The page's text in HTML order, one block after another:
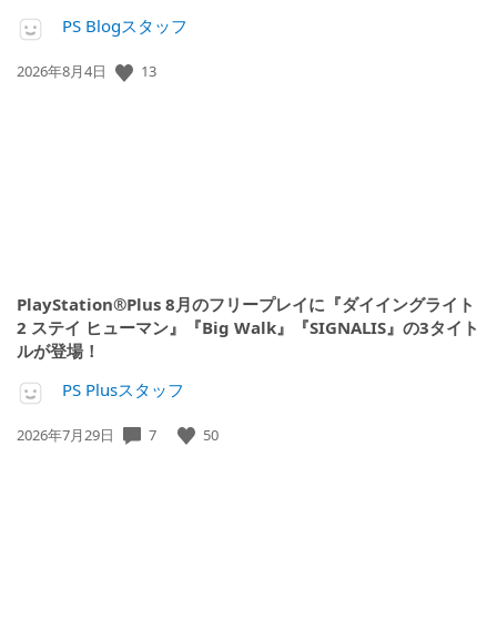
PS Blogスタッフ
公
2026年8月4日 13
PlayStation®Plus 8月のフリープレイに『ダイイングライト
2 ステイ ヒューマン』『Big Walk』『SIGNALIS』の3タイト
ルが登場！
PS Plusスタッフ
公
2026年7月29日 7 50